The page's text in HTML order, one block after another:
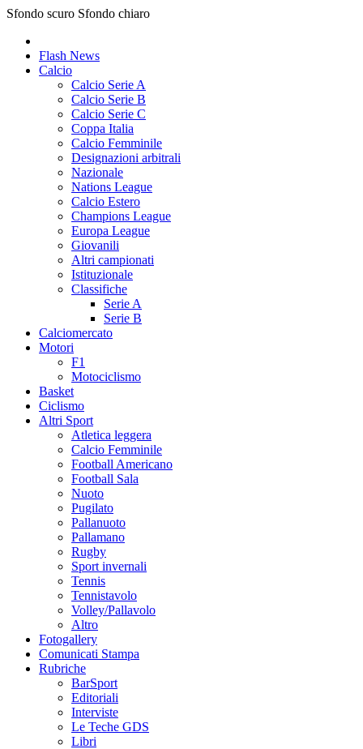
Sfondo scuro Sfondo chiaro
Flash News
Calcio
Calcio Serie A
Calcio Serie B
Calcio Serie C
Coppa Italia
Calcio Femminile
Designazioni arbitrali
Nazionale
Nations League
Calcio Estero
Champions League
Europa League
Giovanili
Altri campionati
Istituzionale
Classifiche
Serie A
Serie B
Calciomercato
Motori
F1
Motociclismo
Basket
Ciclismo
Altri Sport
Atletica leggera
Calcio Femminile
Football Americano
Football Sala
Nuoto
Pugilato
Pallanuoto
Pallamano
Rugby
Sport invernali
Tennis
Tennistavolo
Volley/Pallavolo
Altro
Fotogallery
Comunicati Stampa
Rubriche
BarSport
Editoriali
Interviste
Le Teche GDS
Libri